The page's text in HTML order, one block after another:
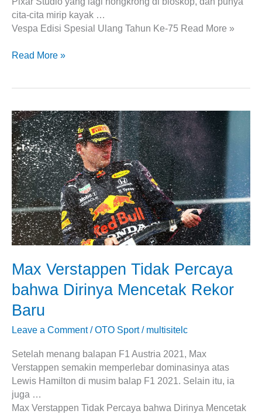
cita-cita mirip kayak …
Vespa Edisi Spesial Ulang Tahun Ke-75 Read More »
Read More »
Max Verstappen Tidak Percaya
bahwa Dirinya Mencetak Rekor
Baru
Leave a Comment /OTO Sport/ multisitelc
Setelah menang balapan F1 Austria 2021, Max
Verstappen semakin memperlebar dominasinya atas
Lewis Hamilton di musim balap F1 2021. Selain itu, ia
juga …
Max Verstappen Tidak Percaya bahwa Dirinya Mencetak
Max
Verstappen
Tidak
Percaya
bahwa
Dirinya
Mencetak
Rekor
Baru